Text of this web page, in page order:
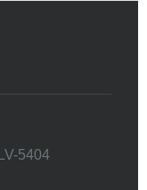
5404